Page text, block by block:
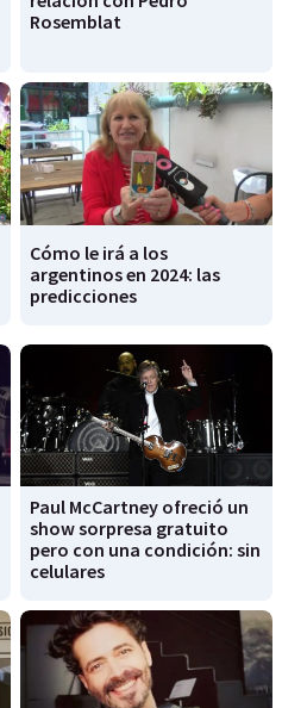
Rosemblat
Cómo le irá a los
argentinos en 2024: las
predicciones
Paul McCartney ofreció un
show sorpresa gratuito
pero con una condición: sin
celulares